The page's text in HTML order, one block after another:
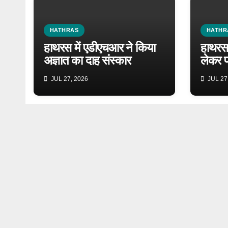
HATHRAS
हाथरस में एडीएचआर ने किया
अज्ञात का दाह संस्कार
JUL 27, 2026
लेकर
JUL